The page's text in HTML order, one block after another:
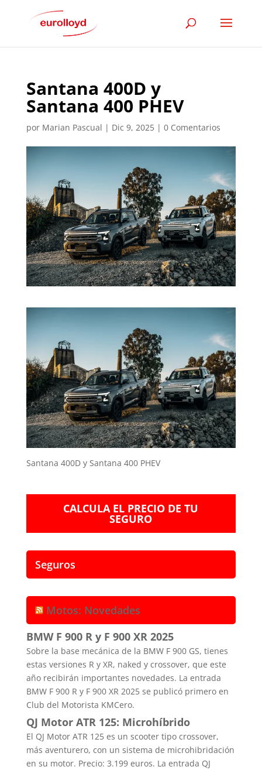
Santana 400D y
Santana 400 PHEV
por Marian Pascual | Dic 9, 2025| 0 Comentarios
Santana 400D y Santana 400 PHEV
CALCULA EL PRECIO DE TU
SEGURO
Seguros
Motos: Novedades
BMW F 900 R y F 900 XR 2025
Sobre la base mecánica de la BMW F 900 GS, tienes
estas versiones R y XR, naked y crossover, que este
año recibirán importantes novedades. La entrada
BMW F 900 R y F 900 XR 2025 se publicó primero en
Club del Motorista KMCero.
QJ Motor ATR 125: Microhíbrido
El QJ Motor ATR 125 es un scooter tipo crossover,
más aventurero, con un sistema de microhibridación
en su motor. Precio: 3.199 euros. La entrada QJ